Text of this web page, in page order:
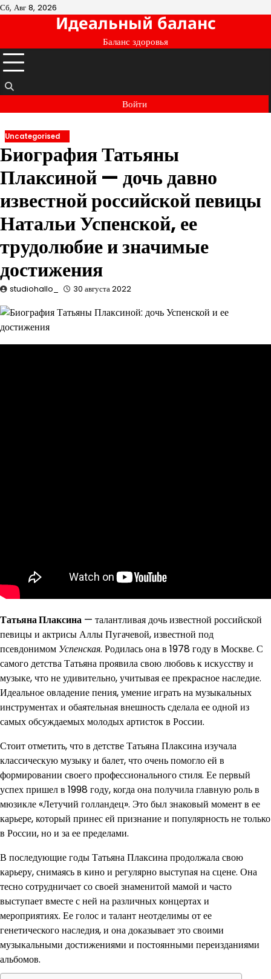
Перейти
Сб, Авг 8, 2026
Идеальный баланс
Баланс здоровья
Войти
Uncategorised
Биография Татьяны
Плаксиной — дочь давно
известной российской певицы
Натальи Успенской, ее
трудолюбие и значимые
достижения
studiohallo_ 30 августа 2022
Татьяна Плаксина — талантливая дочь известной российской
певицы и актрисы Аллы Пугачевой, известной под
псевдонимом Успенская. Родилась она в 1978 году в Москве. С
самого детства Татьяна проявила свою любовь к искусству и
музыке, что не удивительно, учитывая ее прекрасное наследие.
Идеальное овладение пения, умение играть на музыкальных
инструментах и обаятельная внешность сделала ее одной из
самых обсуждаемых молодых артисток в России.
Стоит отметить, что в детстве Татьяна Плаксина изучала
классическую музыку и балет, что очень помогло ей в
формировании своего профессионального стиля. Ее первый
успех пришел в 1998 году, когда она получила главную роль в
мюзикле «Летучий голландец». Это был знаковый момент в ее
карьере, который принес ей признание и популярность не только
в России, но и за ее пределами.
В последующие годы Татьяна Плаксина продолжала свою
карьеру, снимаясь в кино и регулярно выступая на сцене. Она
тесно сотрудничает со своей знаменитой мамой и часто
выступает вместе с ней на различных концертах и
мероприятиях. Ее голос и талант неотделимы от ее
генетического наследия, и она доказывает это своими
музыкальными достижениями и постоянными переизданиями
альбомов.